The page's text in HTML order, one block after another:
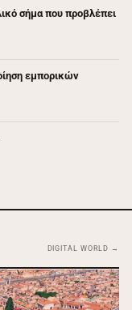
σήμα που προβλέπει
εμπορικών
DIGITAL WORLD →